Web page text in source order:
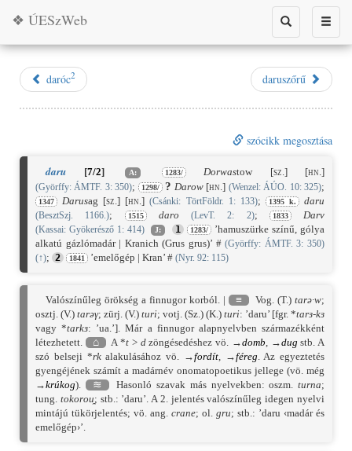
Toggle
Toggle
search
❖ ÚESzWeb
daróc2 daruszőrű
szócikk megosztása
daru [7/2] A: 1283/ Dorwastow [sz.][hn.]
(Györffy: ÁMTF. 3: 350); 1298/ ? Darow[hn.] (Wenzel: ÁÚO. 10: 325);
1347 Darusag [sz.] [hn.] (Csánki: TörtFöldr. 1: 133); 1395 k. daru
(BesztSzj. 1166.); 1515 daro (LevT. 2: 2); 1833 Darv
(Kassai: Gyökerésző 1: 414) J: 1 1283/ ’hamuszürke színű, gólya
alkatú gázlómadár | Kranich (Grus grus)’ #(Györffy: ÁMTF. 3: 350)
(↑); 2 1841 ’emelőgép | Kran’ # (Nyr. 92: 115)
Valószínűleg örökség a finnugor korból. | ≡ Vog. (T.) tarə·w;
osztj. (V.) tarəγ; zürj. (V.) turi; votj. (Sz.) (K.) turi: ’daru’ [fgr. *tarɜ-kɜ
vagy *tarkɜ: ’ua.’]. Már a finnugor alapnyelvben származékként
létezhetett.
⌂ A *t > dzöngésedéshez vö. →domb, →dug stb. A
szó belseji *rkalakulásához vö. →fordít, →féreg. Az egyeztetés
gyengéjének számít a madárnév onomatopoetikus jellege (vö. még
→krúkog). ≋ Hasonló szavak más nyelvekben: oszm.turna;
tung. tokorou̯; stb.: ’daru’. A 2. jelentés valószínűleg idegen nyelvi
mintájú tükörjelentés; vö. ang. crane; ol. gru; stb.: ’daru ‹madár és
emelőgép›’.